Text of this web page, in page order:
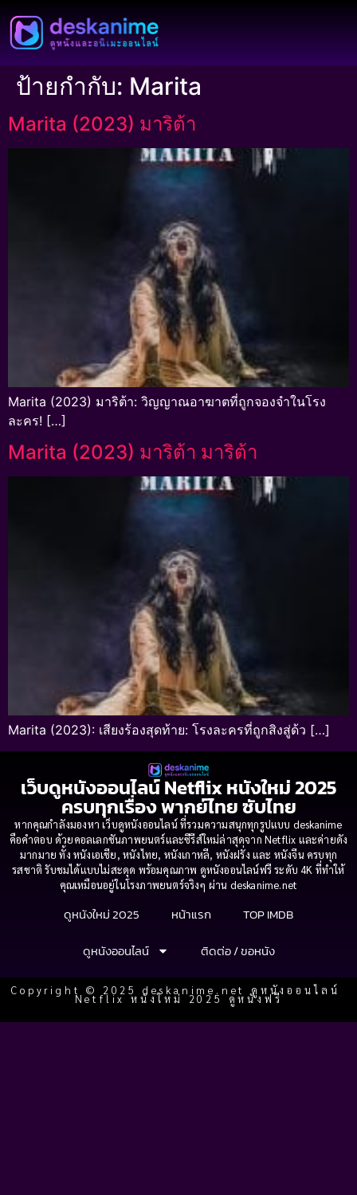
ป้ายกำกับ: Marita
Marita (2023) มาริต้า
Marita (2023) มาริต้า: วิญญาณอาฆาตที่ถูกจองจำในโรง
ละคร! […]
Marita (2023) มาริต้า มาริต้า
Marita (2023): เสียงร้องสุดท้าย: โรงละครที่ถูกสิงสู่ด้ว […]
เว็บดูหนังออนไลน์ Netflix หนังใหม่ 2025
ครบทุกเรื่อง พากย์ไทย ซับไทย
หากคุณกำลังมองหา เว็บดูหนังออนไลน์ ที่รวมความสนุกทุกรูปแบบ deskanime
คือคำตอบ ด้วยคอลเลกชันภาพยนตร์และซีรีส์ใหม่ล่าสุดจาก Netflix และค่ายดัง
มากมาย ทั้ง หนังเอเชีย, หนังไทย, หนังเกาหลี, หนังฝรั่ง และ หนังจีน ครบทุก
รสชาติ รับชมได้แบบไม่สะดุด พร้อมคุณภาพ ดูหนังออนไลน์ฟรี ระดับ 4K ที่ทำให้
คุณเหมือนอยู่ในโรงภาพยนตร์จริงๆ ผ่าน deskanime.net
ดูหนังใหม่ 2025 หน้าแรก
TOP IMDB
ดูหนังออนไลน์
ติดต่อ / ขอหนัง
Copyright © 2025 deskanime.net ดูหนังออนไลน์
Netflix หนังใหม่ 2025 ดูหนังฟรี